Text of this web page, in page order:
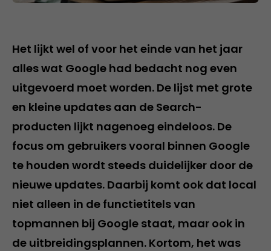
Het lijkt wel of voor het einde van het jaar
alles wat Google had bedacht nog even
uitgevoerd moet worden. De lijst met grote
en kleine updates aan de Search-
producten lijkt nagenoeg eindeloos. De
focus om gebruikers vooral binnen Google
te houden wordt steeds duidelijker door de
nieuwe updates. Daarbij komt ook dat local
niet alleen in de functietitels van
topmannen bij Google staat, maar ook in
de uitbreidingsplannen. Kortom, het was